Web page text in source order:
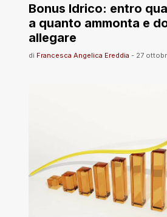
Bonus Idrico: entro
a quanto ammonta e
allegare
di Francesca Angelica Ereddia - 27